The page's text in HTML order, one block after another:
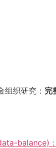
织研究： 完
balance)：